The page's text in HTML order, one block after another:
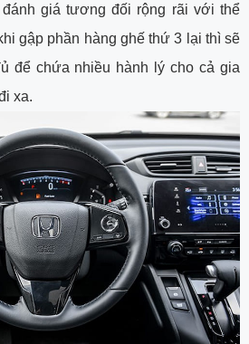
giá tương đối rộng rãi với thể
gập phần hàng ghế thứ 3 lại thì sẽ
để chứa nhiều hành lý cho cả gia
xa.